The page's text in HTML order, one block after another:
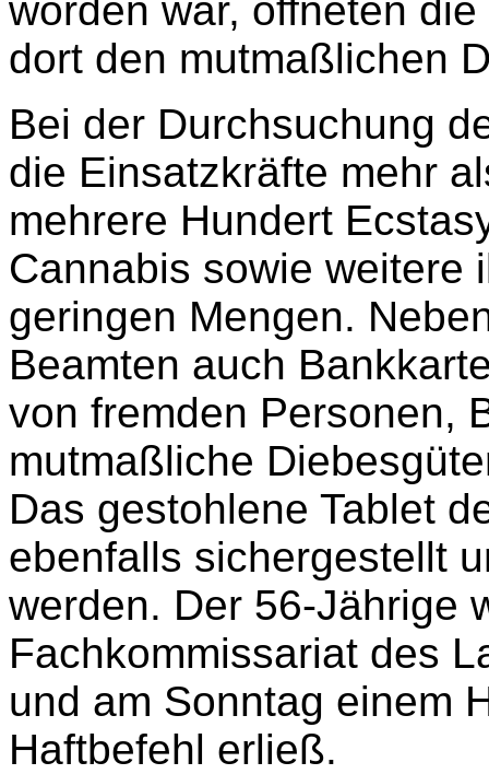
worden war, öffneten
dort den mutmaßlichen
Bei der Durchsuchung
die Einsatzkräfte mehr
mehrere Hundert
Cannabis sowie weitere
geringen Mengen.
Beamten auch
von fremden Personen,
mutmaßliche
Das gestohlene Tablet
ebenfalls sichergestellt
werden. Der 56-Jährige
Fachkommissariat des
und am Sonntag einem
Haftbefehl erließ.